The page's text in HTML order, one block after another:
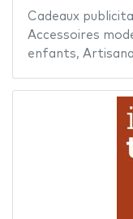
Cadeaux
Accessoires
enfants,